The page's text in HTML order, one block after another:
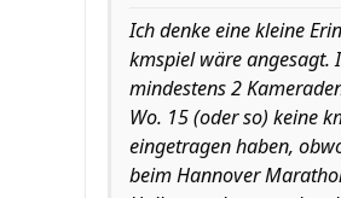
Ich denke eine kleine
kmspiel wäre angesagt.
mindestens 2
Wo. 15 (oder so) keine
eingetragen haben,
beim Hannover